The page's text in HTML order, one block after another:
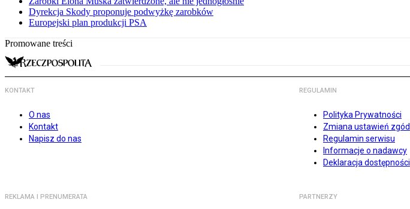
Dyrekcja Skody proponuje podwyżkę zarobków
Europejski plan produkcji PSA
Promowane treści
KONTAKT
O nas
Kontakt
Napisz do nas
REGULAMIN
Polityka Prywatności
Zmiana ustawień zgód
Regulamin serwisu
Informacje o nadawcy
Deklaracja dostępności
REKLAMA I PRENUMERATA PARTNERZY